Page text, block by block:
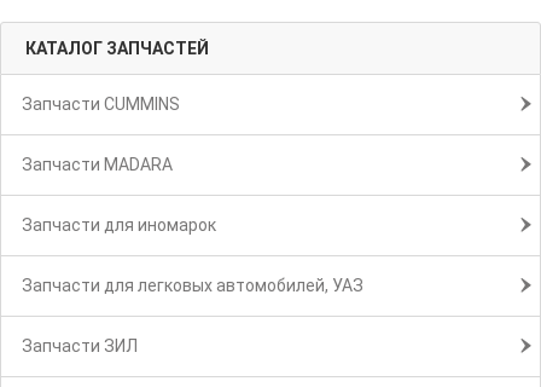
КАТАЛОГ ЗАПЧАСТЕЙ
Запчасти CUMMINS
Запчасти MADARA
Запчасти для иномарок
Запчасти для легковых автомобилей, УАЗ
Запчасти ЗИЛ